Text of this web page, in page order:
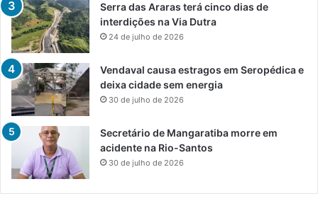
Serra das Araras terá cinco dias de
interdições na Via Dutra
24 de julho de 2026
Vendaval causa estragos em Seropédica e
deixa cidade sem energia
30 de julho de 2026
Secretário de Mangaratiba morre em
acidente na Rio-Santos
30 de julho de 2026